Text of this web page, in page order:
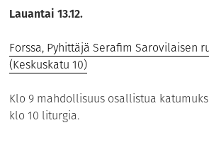
Lauantai 13.12.
Forssa, Pyhittäjä Serafim Sarovilaisen
(Keskuskatu 10)
Klo 9 mahdollisuus osallistua
klo 10 liturgia.